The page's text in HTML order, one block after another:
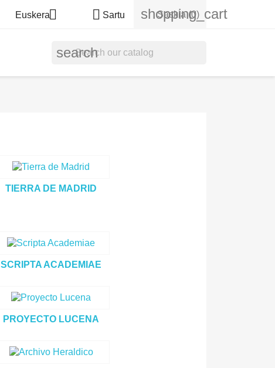
Euskera  Sartu shopping_cart
Saskia (0)
search
TIERRA DE MADRID
SCRIPTA ACADEMIAE
PROYECTO LUCENA